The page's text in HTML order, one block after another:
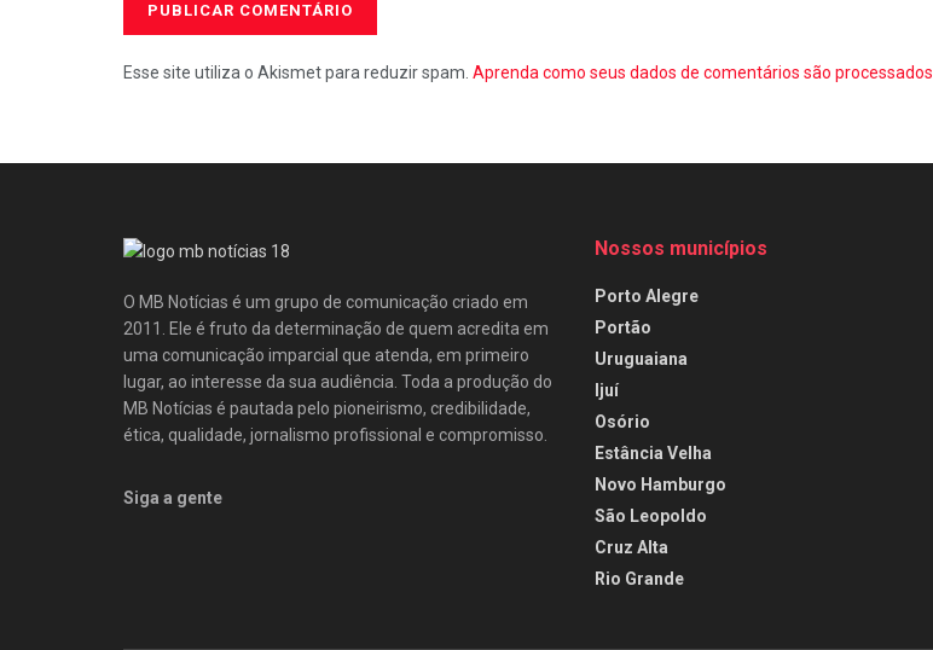
Esse site utiliza o Akismet para reduzir spam. Aprenda como seus dados de comentários são processados
O MB Notícias é um grupo de comunicação criado em
2011. Ele é fruto da determinação de quem acredita em
uma comunicação imparcial que atenda, em primeiro
lugar, ao interesse da sua audiência. Toda a produção do
MB Notícias é pautada pelo pioneirismo, credibilidade,
ética, qualidade, jornalismo profissional e compromisso.
Siga a gente
Nossos municípios
Porto Alegre
Portão
Uruguaiana
Ijuí
Osório
Estância Velha
Novo Hamburgo
São Leopoldo
Cruz Alta
Rio Grande